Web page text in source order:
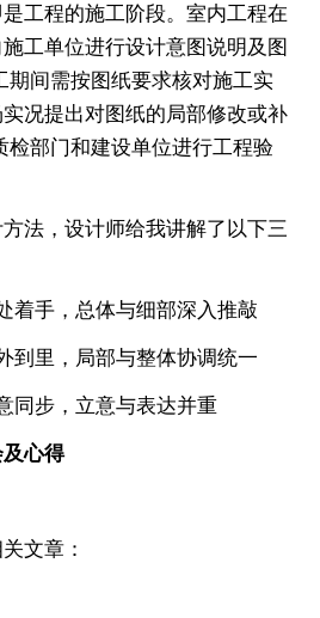
程的施工阶段。室内工程在
工单位进行设计意图说明及图
期间需按图纸要求核对施工实
况提出对图纸的局部修改或补
检部门和建设单位进行工程验
，设计师给我讲解了以下三
手，总体与细部深入推敲
里，局部与整体协调统一
步，立意与表达并重
心得
文章：